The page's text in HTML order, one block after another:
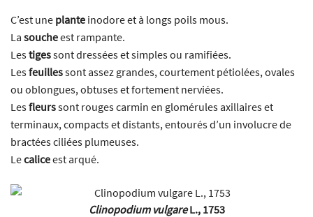
C’est une plante inodore et à longs poils mous.
La soucheest rampante.
Lestigessont dressées et simples ou ramifiées.
Lesfeuillessont assez grandes, courtement pétiolées, ovales
ou oblongues, obtuses et fortement nerviées.
Lesfleurssont rouges carmin en glomérules axillaires et
terminaux, compacts et distants, entourés d’un involucre de
bractées ciliées plumeuses.
Lecaliceest arqué.
Clinopodium vulgareL., 1753